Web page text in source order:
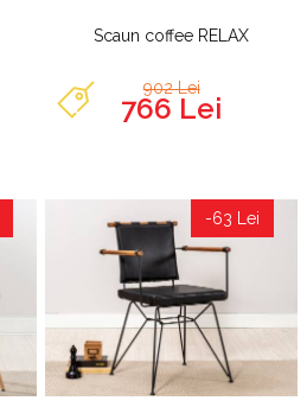
Scaun coffee RELAX
902 Lei
766 Lei
-63 Lei